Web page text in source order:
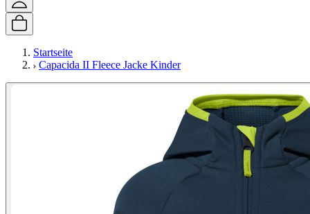
Startseite
Capacida II Fleece Jacke Kinder